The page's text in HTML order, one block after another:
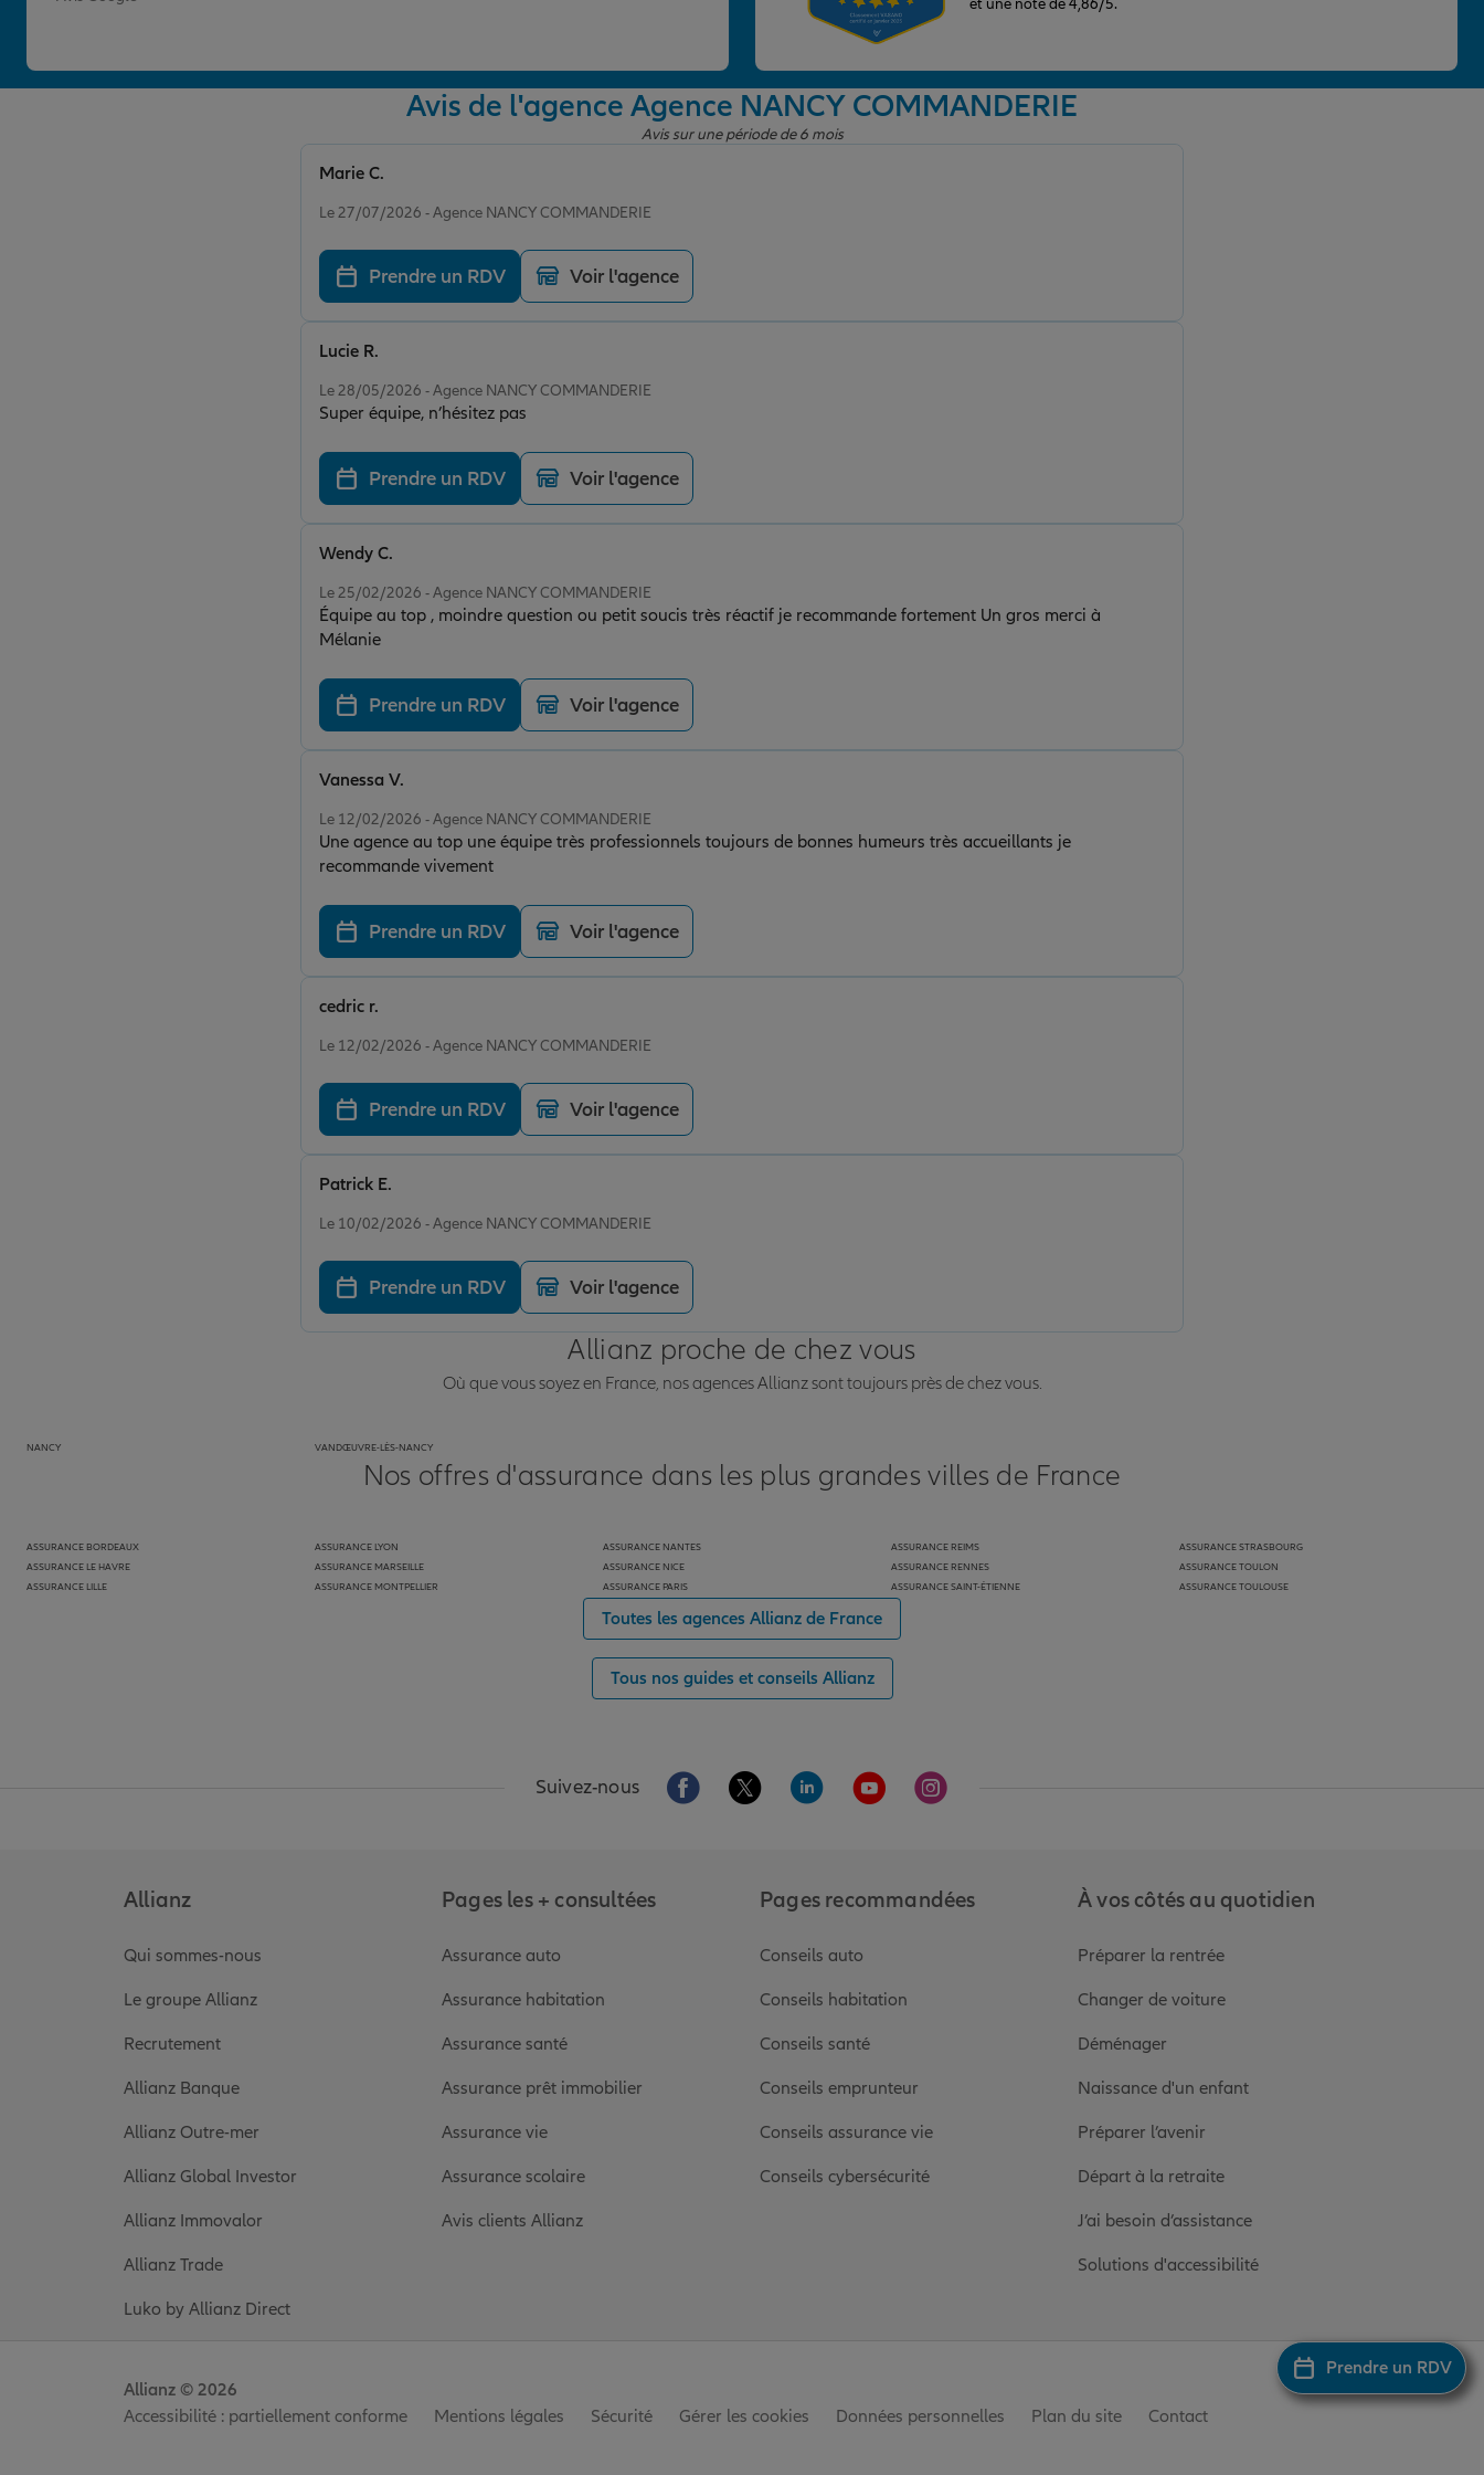
Prendre un RDV
Avis de l'agence Agence NANCY COMMANDERIE
Avis sur une période de 6 mois
Le 27/07/2026 - Agence NANCY COMMANDERIE
Marie C.
Prendre un RDV Voir l'agence
Le 28/05/2026 - Agence NANCY COMMANDERIE
Super équipe, n’hésitez pas
Lucie R.
Prendre un RDV Voir l'agence
Le 25/02/2026 - Agence NANCY COMMANDERIE
Équipe au top , moindre question ou petit soucis très réactif je recommande fortement Un gros merci à
Mélanie
Wendy C.
Prendre un RDV Voir l'agence
Le 12/02/2026 - Agence NANCY COMMANDERIE
Une agence au top une équipe très professionnels toujours de bonnes humeurs très accueillants je
recommande vivement
Vanessa V.
Prendre un RDV Voir l'agence
Le 12/02/2026 - Agence NANCY COMMANDERIE
cedric r.
Prendre un RDV Voir l'agence
Le 10/02/2026 - Agence NANCY COMMANDERIE
Patrick E.
Prendre un RDV Voir l'agence
Allianz proche de chez vous
Où que vous soyez en France, nos agences Allianz sont toujours près de chez vous.
NANCY VANDŒUVRE-LÈS-NANCY
Nos offres d'assurance dans les plus grandes villes de France
ASSURANCE BORDEAUX
ASSURANCE LE HAVRE
ASSURANCE LILLE
ASSURANCE LYON
ASSURANCE MARSEILLE
ASSURANCE MONTPELLIER
ASSURANCE NANTES
ASSURANCE NICE
ASSURANCE PARIS
ASSURANCE REIMS
ASSURANCE RENNES
ASSURANCE SAINT-ÉTIENNE
ASSURANCE STRASBOURG
ASSURANCE TOULON
ASSURANCE TOULOUSE
Toutes les agences Allianz de France
Tous nos guides et conseils Allianz
Suivez-nous Aller sur la page Facebook de Allianz
Aller sur la page Twitter de Allianz
Aller sur la page Linkedin de Allianz
Aller sur la page Youtube de Allianz
Aller sur la page Instagram de Allianz
Allianz
Qui sommes-nous
Le groupe Allianz
Recrutement
Allianz Banque
Allianz Outre-mer
Allianz Global Investor
Allianz Immovalor
Allianz Trade
Luko by Allianz Direct
Pages les + consultées
Assurance auto
Assurance habitation
Assurance santé
Assurance prêt immobilier
Assurance vie
Assurance scolaire
Avis clients Allianz
Pages recommandées
Conseils auto
Conseils habitation
Conseils santé
Conseils emprunteur
Conseils assurance vie
Conseils cybersécurité
À vos côtés au quotidien
Préparer la rentrée
Changer de voiture
Déménager
Naissance d'un enfant
Préparer l’avenir
Départ à la retraite
J’ai besoin d’assistance
Solutions d'accessibilité
Accessibilité : partiellement conforme Mentions légales Sécurité Gérer les cookies Données personnelles Plan du site Contact
Allianz © 2026